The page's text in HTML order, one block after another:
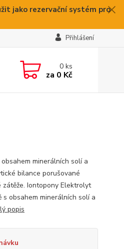
jako rezervační systém pro
Přihlášení
0ks
za 0 Kč
minerálních solí a
bilance porušované
Iontopony Elektrolyt
obsahem minerálních solí a
popis